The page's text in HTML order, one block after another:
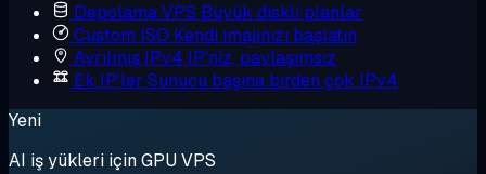
Depolama VPS Büyük diskli planlar
Custom ISO Kendi imajınızı başlatın
Ayrılmış IPv4 IP'niz, paylaşımsız
Ek IP'ler Sunucu başına birden çok IPv4
Yeni
AI iş yükleri için GPU VPS